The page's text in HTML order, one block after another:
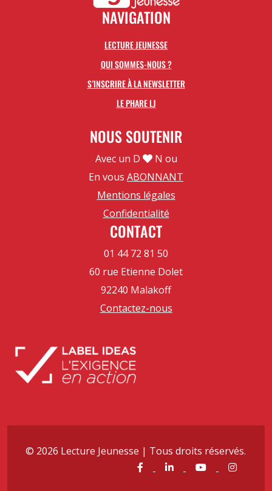
NAVIGATION
LECTURE JEUNESSE
QUI SOMMES-NOUS ?
S’INSCRIRE À LA NEWSLETTER
LE PHARE LJ
NOUS SOUTENIR
Avec un D
N ou
En vous ABONNANT
Mentions légales
Confidentialité
CONTACT
01 44 72 81 50
60 rue Etienne Dolet
92240 Malakoff
Contactez-nous
© 2026 Lecture Jeunesse | Tous droits réservés.